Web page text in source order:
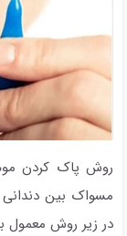
روش پاک کردن
مسواک بین
در زیر روش معمول